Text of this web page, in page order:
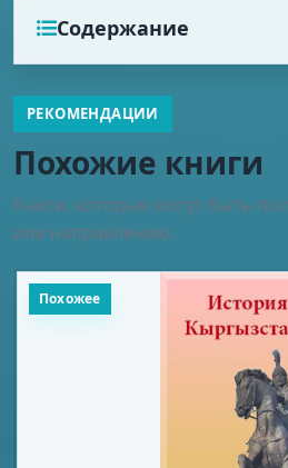
Содержание
РЕКОМЕНДАЦИИ
Похожие книги
Книги, которые могут быть
или направлению.
Похожее